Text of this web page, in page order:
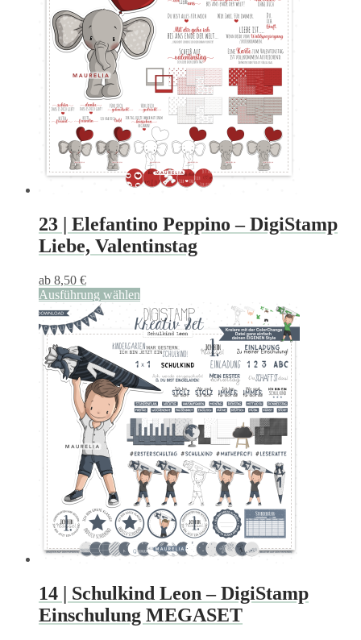
23 | Elefantino Peppino – DigiStamp
Liebe, Valentinstag
ab 8,50 €
Ausführung wählen
Dieses
Produkt
weist
mehrere
Varianten
auf.
Die
Optionen
können
auf
der
Produktseite
gewählt
werden
14 | Schulkind Leon – DigiStamp
Einschulung MEGASET